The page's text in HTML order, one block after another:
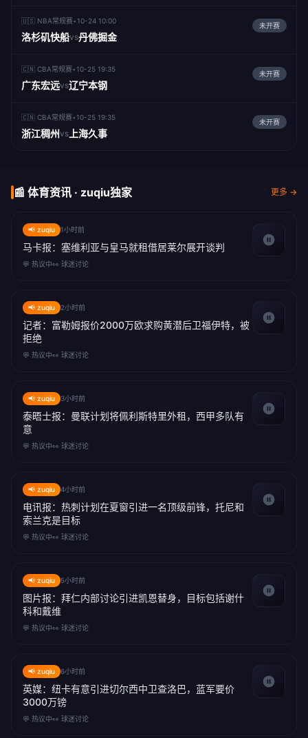
🇺🇸 NBA常规赛•10-24 10:00
洛杉矶快船vs丹佛掘金
未开赛
🇨🇳 CBA常规赛•10-25 19:35
广东宏远vs辽宁本钢
未开赛
🇨🇳 CBA常规赛•10-25 19:35
浙江稠州vs 上海久事
未开赛
📰 体育资讯 · zuqiu独家 更多 →
📢 zuqiu 1小时前
马卡报：塞维利亚与皇马就租借居莱尔展开谈判
💬 热议中👀 球迷讨论
📢 zuqiu 2小时前
记者：富勒姆报价2000万欧求购黄潜后卫福伊特，被
拒绝
💬 热议中👀 球迷讨论
📢 zuqiu 3小时前
泰晤士报：曼联计划将佩利斯特里外租，西甲多队有
意
💬 热议中👀 球迷讨论
📢 zuqiu 4小时前
电讯报：热刺计划在夏窗引进一名顶级前锋，托尼和
索兰克是目标
💬 热议中👀 球迷讨论
📢 zuqiu 5小时前
图片报：拜仁内部讨论引进凯恩替身，目标包括谢什
科和戴维
💬 热议中👀 球迷讨论
📢 zuqiu 6小时前
英媒：纽卡有意引进切尔西中卫查洛巴，蓝军要价
3000万镑
💬 热议中👀 球迷讨论